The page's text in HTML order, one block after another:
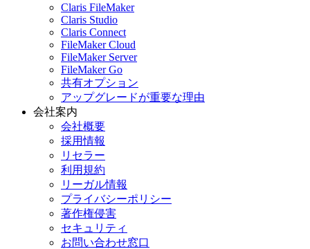
Claris FileMaker
Claris Studio
Claris Connect
FileMaker Cloud
FileMaker Server
FileMaker Go
共有オプション
アップグレードが重要な理由
会社案内
会社概要
採用情報
リセラー
利用規約
リーガル情報
プライバシーポリシー
著作権侵害
セキュリティ
お問い合わせ窓口